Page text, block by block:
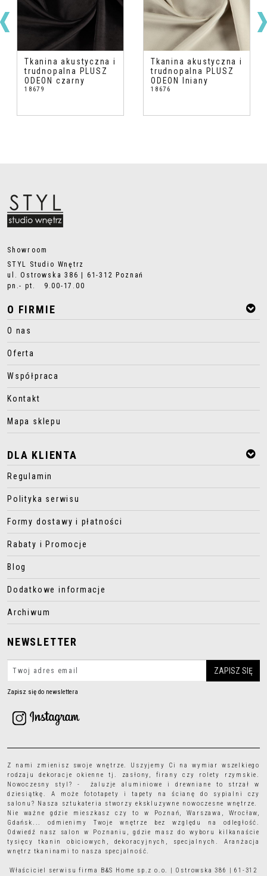
Tkanina akustyczna i
trudnopalna PLUSZ
ODEON czarny
18679
Tkanina akustyczna i
trudnopalna PLUSZ
ODEON lniany
18676
Showroom
STYL Studio Wnętrz
ul. Ostrowska 386 | 61-312 Poznań
pn.- pt. 9.00-17.00
O FIRMIE
O nas
Oferta
Współpraca
Kontakt
Mapa sklepu
DLA KLIENTA
Regulamin
Polityka serwisu
Formy dostawy i płatności
Rabaty i Promocje
Blog
Dodatkowe informacje
Archiwum
NEWSLETTER
Zapisz się do newslettera
Z nami zmienisz swoje wnętrze. Uszyjemy Ci na wymiar wszelkiego
rodzajudekoracje okienne tj. zasłony, firany czy rolety rzymskie.
Nowoczesny styl? - żaluzje aluminiowe i drewniane to strzał w
dziesiątkę. A może fototapety i tapety
na ścianę do sypialni czy
salonu? Nasza sztukateria stworzy ekskluzywne nowoczesne wnętrze.
Nie ważne gdzie mieszkasz czy to w Poznań, Warszawa, Wrocław,
Gdańsk... odmienimy Twoje wnętrze bez względu na odległość.
Odwiedź nasz salon w Poznaniu, gdzie masz do wyboru kilkanaście
tysięcytkanin obiciowych , dekoracyjnych, specjalnych. Aranżacja
wnętrz tkaninami to nasza specjalność.
Właściciel serwisu firma B&S Home sp.z o.o. | Ostrowska 386 | 61-312